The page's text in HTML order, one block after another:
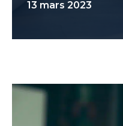
13 mars 2023